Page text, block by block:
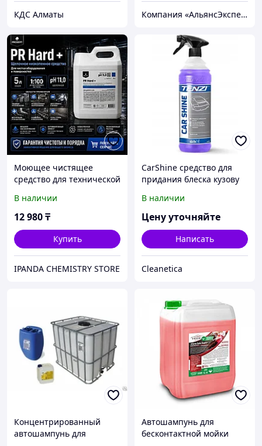
КДС Алматы Компания «АльянсЭксперт» - Комплексное решение для Вашего Бизнеса!
Моющее чистящее
средство для технической
+ PROSEPT(Duty Hard) 5 л.
В наличии
12 980₸
Купить
IPANDA CHEMISTRY STORE
CarShine средство для
придания блеска кузову
В наличии
Цену уточняйте
Написать
Cleanetica
Концентрированный
автошампунь для
Автошампунь для
бесконтактной мойки